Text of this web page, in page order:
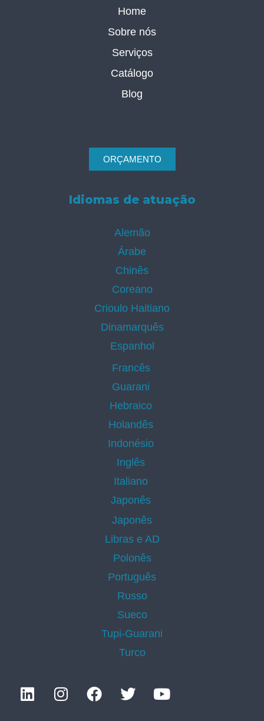
Home
Sobre nós
Serviços
Catálogo
Blog
ORÇAMENTO
Idiomas de atuação
Alemão
Árabe
Chinês
Coreano
Crioulo Haitiano
Dinamarquês
Espanhol
Francês
Guarani
Hebraico
Holandês
Indonésio
Inglês
Italiano
Japonês
Japonês
Libras e AD
Polonês
Português
Russo
Sueco
Tupi-Guarani
Turco